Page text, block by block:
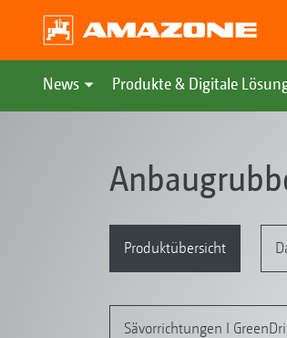
News Produkte & Digitale
Produktübersicht
Sävorrichtungen I